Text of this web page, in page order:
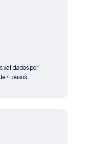
validados por
4 pasos.